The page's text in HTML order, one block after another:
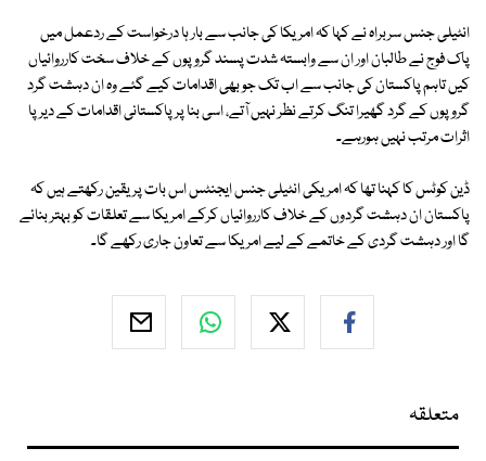
انٹیلی جنس سربراہ نے کہا کہ امریکا کی جانب سے بار ہا درخواست کے ردعمل میں
پاک فوج نے طالبان اور ان سے وابستہ شدت پسند گروپوں کے خلاف سخت کارروائیاں
کیں تاہم پاکستان کی جانب سے اب تک جو بھی اقدامات کیے گئے وہ ان دہشت گرد
گروپوں کے گرد گھیرا تنگ کرتے نظر نہیں آتے، اسی بنا پر پاکستانی اقدامات کے دیرپا
اثرات مرتب نہیں ہورہے۔
ڈین کوٹس کا کہنا تھا کہ امریکی انٹیلی جنس ایجنٹس اس بات پر یقین رکھتے ہیں کہ
پاکستان ان دہشت گردوں کے خلاف کارروائیاں کرکے امریکا سے تعلقات کو بہتر بنائے
گا اور دہشت گردی کے خاتمے کے لیے امریکا سے تعاون جاری رکھے گا۔
متعلقہ